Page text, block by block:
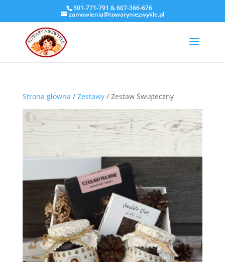
501-771-791 &607-366-676
zamowienia@towaryniezwykle.pl
Strona główna / Zestawy/ Zestaw Świąteczny